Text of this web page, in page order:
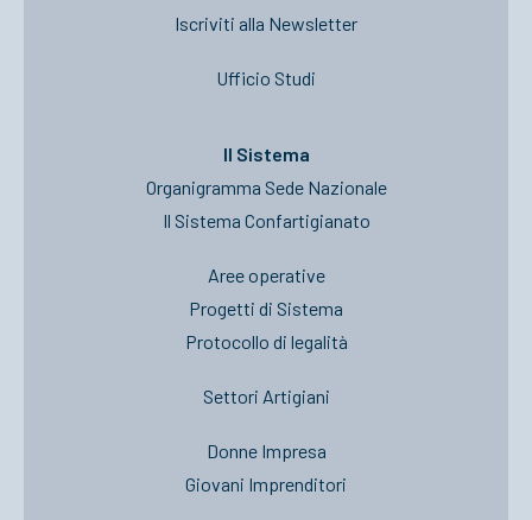
Iscriviti alla Newsletter
Ufficio Studi
Il Sistema
Organigramma Sede Nazionale
Il Sistema Confartigianato
Aree operative
Progetti di Sistema
Protocollo di legalità
Settori Artigiani
Donne Impresa
Giovani Imprenditori